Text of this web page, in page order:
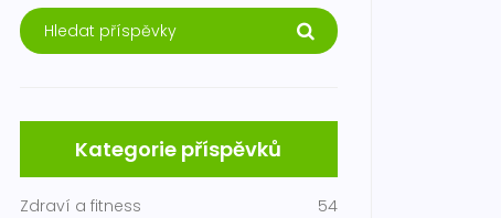
Kategorie příspěvků
Zdraví a fitness 54